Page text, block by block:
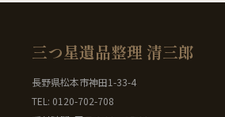
三つ星遺品整理 清三郎
長野県松本市神田1-33-4
TEL: 0120-702-708